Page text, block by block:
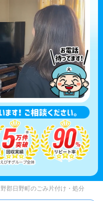
郡日野町のごみ片付け・処分